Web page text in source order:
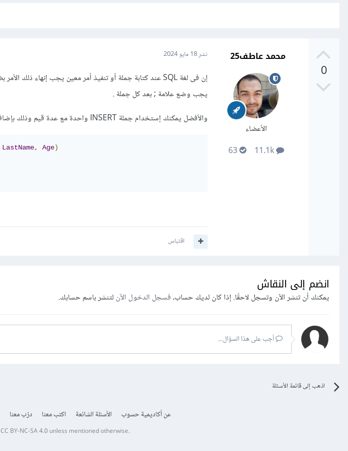
0
محمد عاطف25
الأعضاء
11.1k
63
نشر18 مايو 2024
يجب وضع علامة ; بعد كل جملة .
والأفضل يمكنك إستخدام جملة INSERT واحدة مع عدة قيم وذلك بإضافة فاصلة (,) بين كل قيمة هكذا .
LastName, Age)
اقتباس
انضم إلى النقاش
يمكنك أن تنشر الآن وتسجل لاحقًا. إذا كان لديك حساب،فسجل الدخول الآنلتنشر باسم حسابك.
أجب على هذا السؤال...
اذهب إلى قائمة الأسئلة
عن أكاديمية حسوب الأسئلة الشائعة اكتب معنا درّب معنا
CC BY-NC-SA 4.0unless mentioned otherwise.